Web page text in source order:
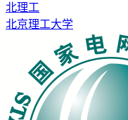
北理工
北京理工大学